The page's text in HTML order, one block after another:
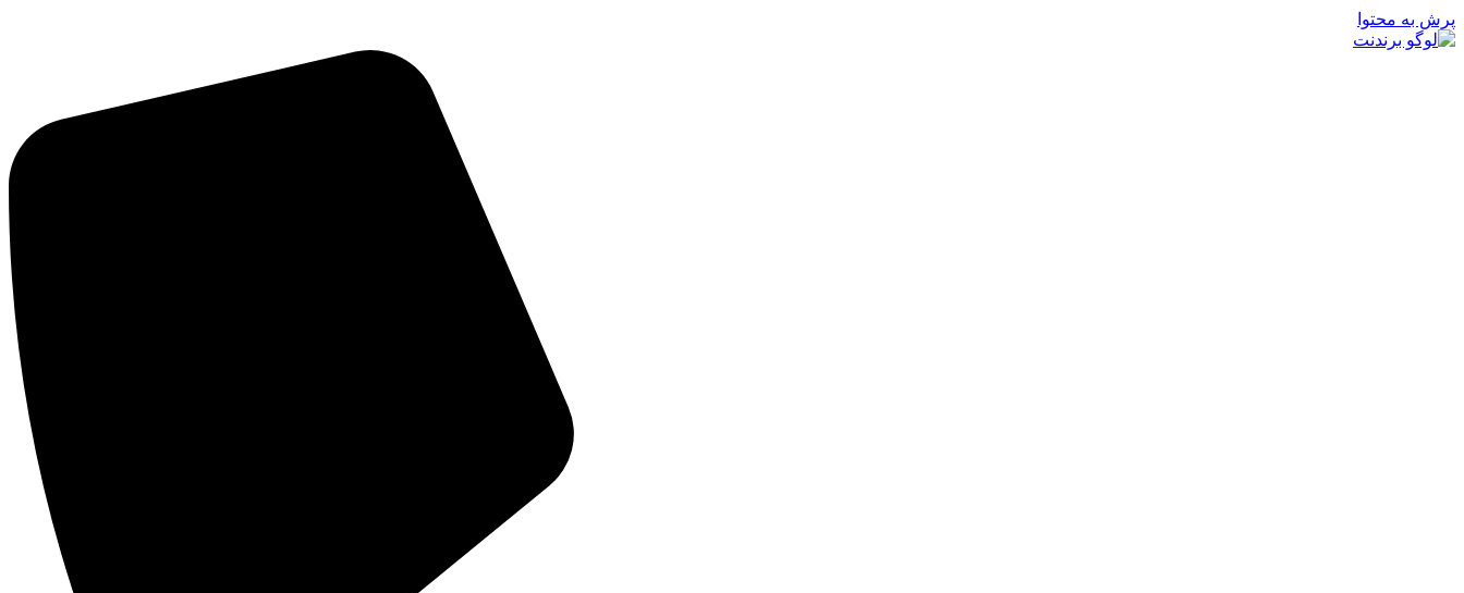
پرش به محتوا